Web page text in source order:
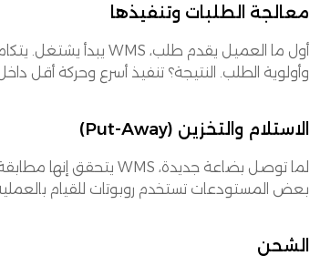
معالجة الطلبات وتنفيذها
أول ما العميل يقدم طلب، WMS يبدأ يشتغل. يتكامل مع
وأولوية الطلب. النتيجة؟ تنفيذ أسرع وحركة أقل
الاستلام والتخزين (Put-Away)
لما توصل بضاعة جديدة، WMS يتحقق إنها مطابقة لـ
بعض المستودعات تستخدم روبوتات للقيام
الشحن